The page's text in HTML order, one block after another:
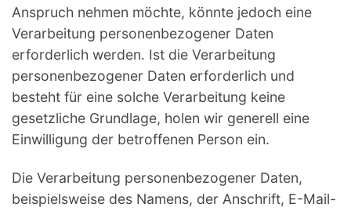
Anspruch nehmen möchte, könnte jedoch eine
Verarbeitung personenbezogener Daten
erforderlich werden. Ist die Verarbeitung
personenbezogener Daten erforderlich und
besteht für eine solche Verarbeitung keine
gesetzliche Grundlage, holen wir generell eine
Einwilligung der betroffenen Person ein.
Die Verarbeitung personenbezogener Daten,
beispielsweise des Namens, der Anschrift, E-Mail-